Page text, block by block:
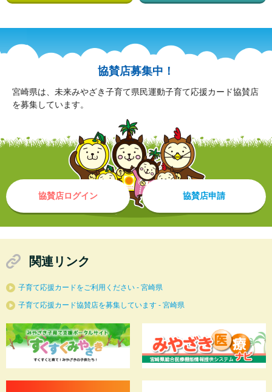
協賛店募集中！
宮崎県は、未来みやざき子育て県民運動子育て応援カード協賛店
を募集しています。
協賛店ログイン 協賛店申請
関連リンク
子育て応援カードをご利用ください - 宮崎県
子育て応援カード協賛店を募集しています - 宮崎県